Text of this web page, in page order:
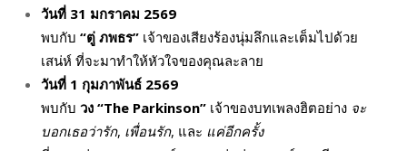
วันที่ 31 มกราคม 2569
พบกับ “ตู่ ภพธร” เจ้าของเสียงร้องนุ่มลึกและเต็มไปด้วย
เสน่ห์ ที่จะมาทำให้หัวใจของคุณละลาย
วันที่ 1 กุมภาพันธ์ 2569
พบกับ วง “The Parkinson” เจ้าของบทเพลงฮิตอย่าง จะ
บอกเธอว่ารัก, เพื่อนรัก, และ แค่อีกครั้ง